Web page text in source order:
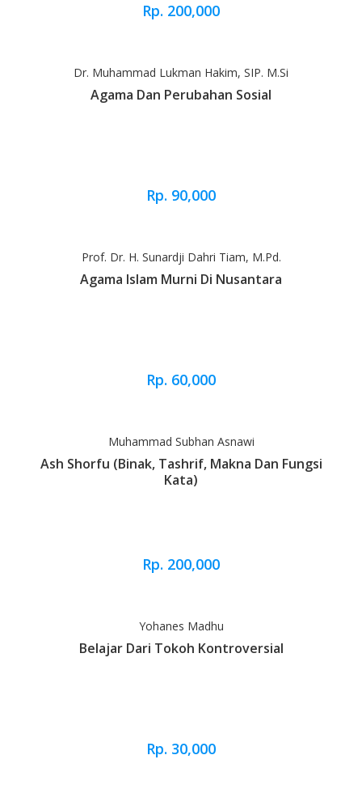
Rp. 200,000
Dr. Muhammad Lukman Hakim, SIP. M.Si
Agama Dan Perubahan Sosial
Rp. 90,000
Prof. Dr. H. Sunardji Dahri Tiam, M.Pd.
Agama Islam Murni Di Nusantara
Rp. 60,000
Muhammad Subhan Asnawi
Ash Shorfu (Binak, Tashrif, Makna Dan Fungsi
Kata)
Rp. 200,000
Yohanes Madhu
Belajar Dari Tokoh Kontroversial
Rp. 30,000